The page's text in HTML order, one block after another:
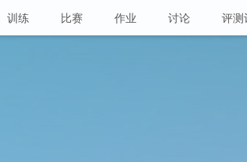
训练 比赛 作业 讨论 评测